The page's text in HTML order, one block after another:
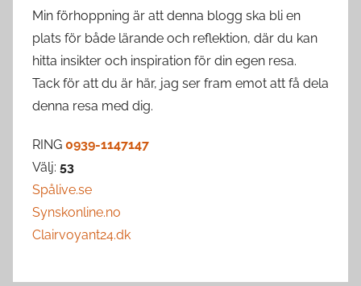
Min förhoppning är att denna blogg ska bli en
plats för både lärande och reflektion, där du kan
hitta insikter och inspiration för din egen resa.
Tack för att du är här, jag ser fram emot att få dela
denna resa med dig.
RING 0939-1147147
Välj: 53
Spålive.se
Synskonline.no
Clairvoyant24.dk